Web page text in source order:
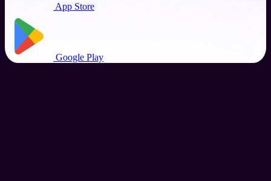
App Store
Google Play